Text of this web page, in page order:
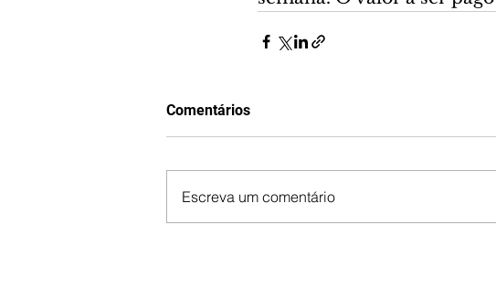
Comentários
Escreva um comentário